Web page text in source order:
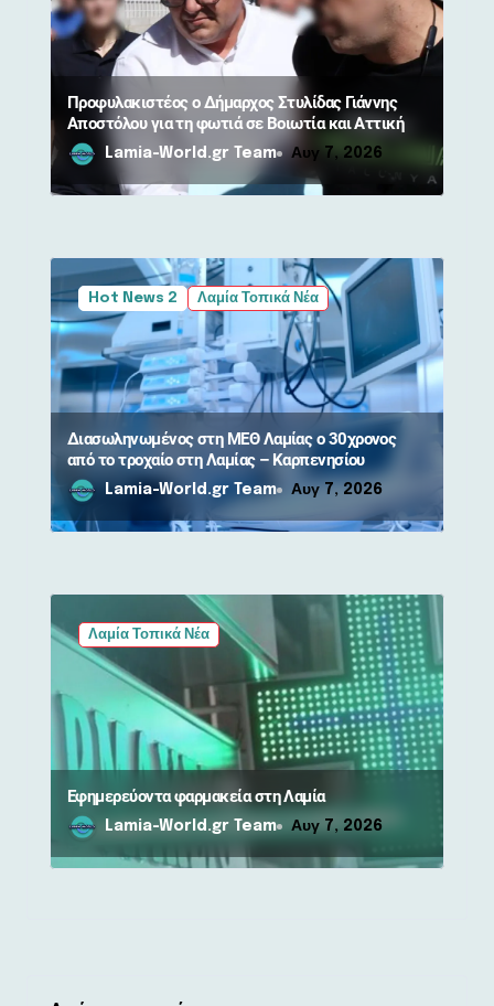
ω
ν
Προφυλακιστέος ο Δήμαρχος Στυλίδας Γιάννης
Αποστόλου για τη φωτιά σε Βοιωτία και Αττική
Lamia-World.gr Team Αυγ 7, 2026
Hot News 2 Λαμία Τοπικά Νέα
Διασωληνωμένος στη ΜΕΘ Λαμίας ο 30χρονος
από το τροχαίο στη Λαμίας – Καρπενησίου
Lamia-World.gr Team Αυγ 7, 2026
Λαμία Τοπικά Νέα
Εφημερεύοντα φαρμακεία στη Λαμία
Lamia-World.gr Team Αυγ 7, 2026